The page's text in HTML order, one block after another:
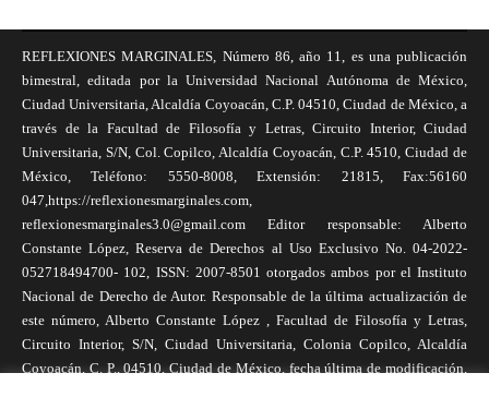
REFLEXIONES MARGINALES, Número 86, año 11, es una publicación
bimestral, editada por la Universidad Nacional Autónoma de México,
Ciudad Universitaria, Alcaldía Coyoacán, C.P. 04510, Ciudad de México, a
través de la Facultad de Filosofía y Letras, Circuito Interior, Ciudad
Universitaria, S/N, Col. Copilco, Alcaldía Coyoacán, C.P. 4510, Ciudad de
México, Teléfono: 5550-8008, Extensión: 21815, Fax:56160
047,https://reflexionesmarginales.com,
reflexionesmarginales3.0@gmail.com Editor responsable: Alberto
Constante López, Reserva de Derechos al Uso Exclusivo No. 04-2022-
052718494700- 102, ISSN: 2007-8501 otorgados ambos por el Instituto
Nacional de Derecho de Autor. Responsable de la última actualización de
este número, Alberto Constante López , Facultad de Filosofía y Letras,
Circuito Interior, S/N, Ciudad Universitaria, Colonia Copilco, Alcaldía
Coyoacán, C. P., 04510, Ciudad de México, fecha última de modificación,